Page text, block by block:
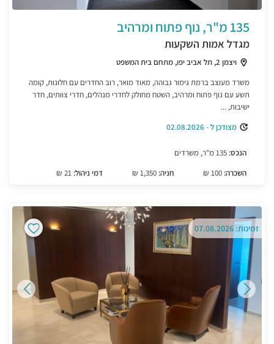
135 מ"ר, נוף פתוח ומרהיב
מגדל אמות השקעות
ויצמן 2, תל אביב יפו, מתחם בית המשפט
משרד מעוצב ברמת גימור גבוהה, מאוד מואר, רוב החדרים עם חלונות, קומה
תשע עם נוף פתוח ומרהיב, השטח מחולק לחדרי מנהלים, חדרי צוותים, חדר
ישיבות, ...
מצודכן ל - 02.08.2026
הנכס:
השכרה:
חניה: דמי ניהול: 21 ₪
זמינות: 07.08.2026